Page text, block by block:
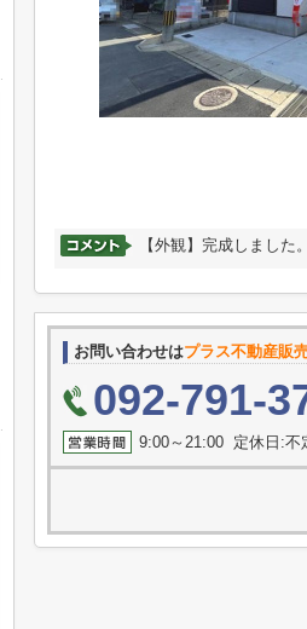
【外観】完成しました
お問い合わせはプラス不動産販
092-791-
9:00～21:00 定休日:不